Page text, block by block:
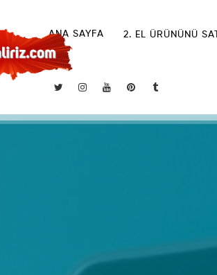
ANA SAYFA 2. EL ÜRÜNÜNÜ